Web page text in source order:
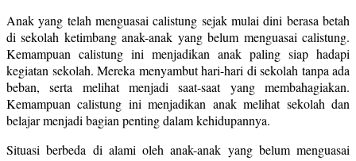
Anak yang telah menguasai calistung sejak mulai dini berasa betah
di sekolah ketimbang anak-anak yang belum menguasai calistung.
Kemampuan calistung ini menjadikan anak paling siap hadapi
kegiatan sekolah. Mereka menyambut hari-hari di sekolah tanpa ada
beban, serta melihat menjadi saat-saat yang membahagiakan.
Kemampuan calistung ini menjadikan anak melihat sekolah dan
belajar menjadi bagian penting dalam kehidupannya.
Situasi berbeda di alami oleh anak-anak yang belum menguasai